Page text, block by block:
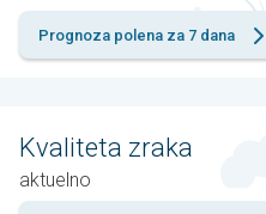
Prognoza polena za 7 dana
Kvaliteta zraka
aktuelno